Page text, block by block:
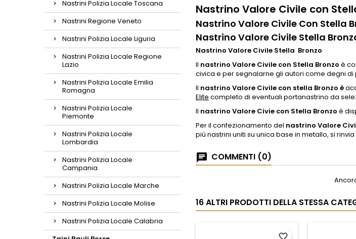
Nastrini Polizia Locale Toscana
Nastrini Regione Veneto
Nastrini Polizia Locale Liguria
Nastrini Polizia Locale Regione
Lazio
Nastrini Polizia Locale Emilia
Romagna
Nastrini Polizia Locale
Piemonte
Nastrini Polizia Locale
Lombardia
Nastrini Polizia Locale
Campania
Nastrini Polizia Locale Marche
Nastrini Polizia Locale Molise
Nastrini Polizia Locale Calabria
Nastrino Valore Civile con
Nastrino Valore Civile Con Stella
Nastrino Valore Civile Stella
Nastrino Valore Civile Stella Bronzo
Il nastrino Valore Civile con Stella Bronzo è
civica e per segnalarne gli autori come degni di
Il nastrino Valore Civile con stella Bronzo è
Elite completo di eventuali portanastrino da
Il nastrino Valore Civie con Stella Bronzo è
Per il confezionamento del nastrino Valore
più nastrini uniti su unica base in metallo, si
COMMENTI (0)
16 ALTRI PRODOTTI DELLA STESSA
favorite_border